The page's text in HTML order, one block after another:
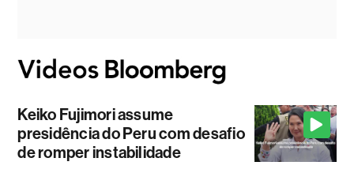
Keiko Fujimori assume
presidência do Peru com desafio
de romper instabilidade